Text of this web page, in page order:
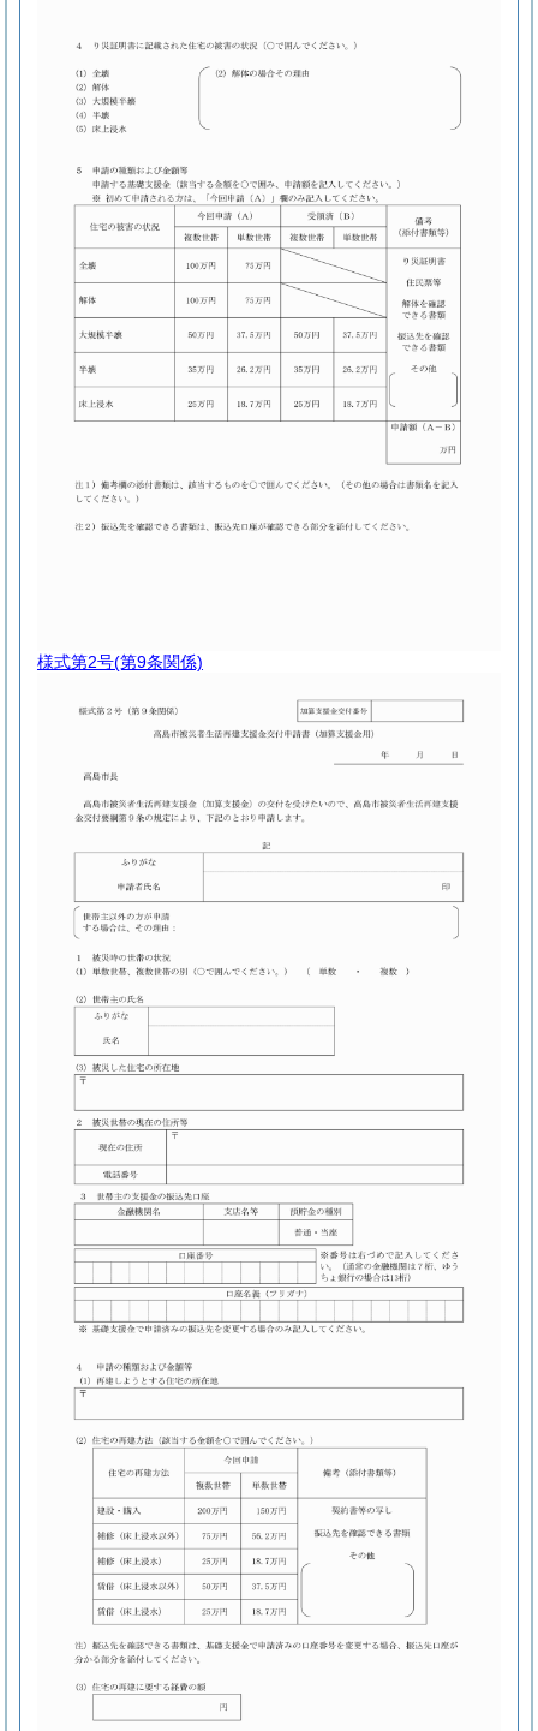
様式第2号(第9条関係)